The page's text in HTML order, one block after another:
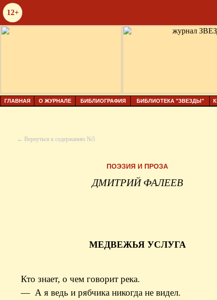
12+
ГЛАВНАЯ О ЖУРНАЛЕ БИБЛИОГРАФИЯ БИБЛИОТЕКА "ЗВЕЗДЫ"
← Вернуться к содержанию №5
ПОЭЗИЯ И ПРОЗА
ДМИТРИЙ ФАЛЕЕВ
МЕДВЕЖЬЯ УСЛУГА
Кто знает, о чем говорит река.
— А я ведь и рябчика никогда не видел.